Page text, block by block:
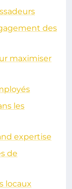
des
maximiser
les
expertise
de
locaux